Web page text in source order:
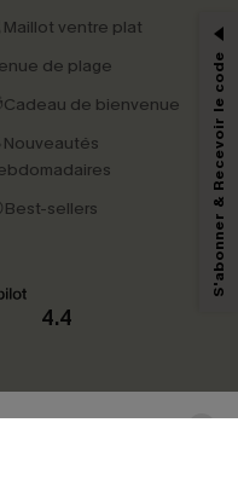
ventre plat
de plage
de bienvenue
sellers
4.4
par E-mail
une seule fois.
de recevoir des e-mails
l'IA) de Cupshe et
notre site ainsi que des
à notre
Politique de
à tout moment.
S'abonner & Recevoir le code